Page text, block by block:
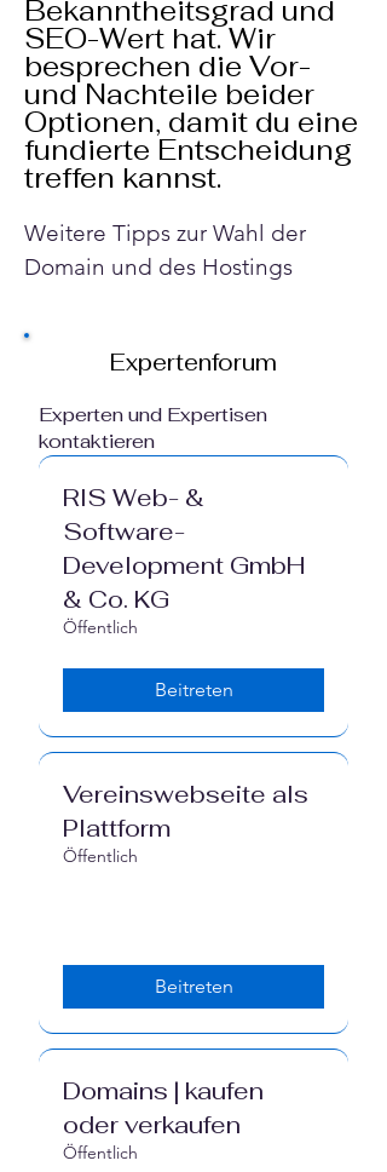
Bekanntheitsgrad und
SEO-Wert hat. Wir
besprechen die Vor-
und Nachteile beider
Optionen, damit du eine
fundierte Entscheidung
treffen kannst.
Weitere Tipps zur Wahl der
Domain und des Hostings
Expertenforum
Experten und Expertisen
kontaktieren
RIS Web- &
Software-
Development GmbH
& Co. KG
Öffentlich
Beitreten
Vereinswebseite als
Plattform
Öffentlich
Beitreten
Domains | kaufen
oder verkaufen
Öffentlich